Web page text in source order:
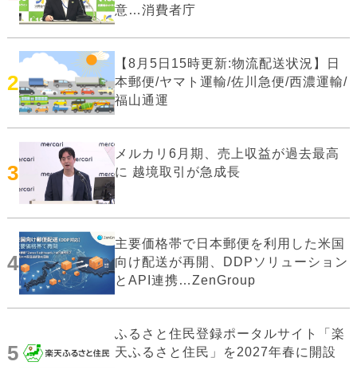
意…消費者庁
2
【8月5日15時更新:物流配送状況】日
本郵便/ヤマト運輸/佐川急便/西濃運輸/
福山通運
3
メルカリ6月期、売上収益が過去最高
に 越境取引が急成長
4
主要価格帯で日本郵便を利用した米国
向け配送が再開、DDPソリューション
とAPI連携…ZenGroup
5
ふるさと住民登録ポータルサイト「楽
天ふるさと住民」を2027年春に開設